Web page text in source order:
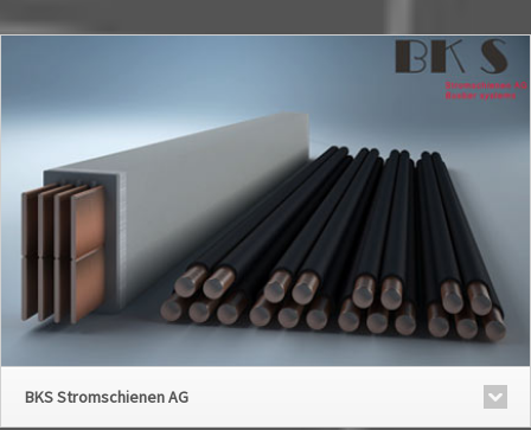
BKS Stromschienen AG